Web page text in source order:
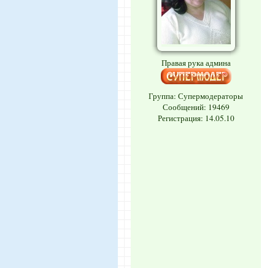
Правая рука админа
Группа: Супермодераторы
Сообщений: 19469
Регистрация: 14.05.10